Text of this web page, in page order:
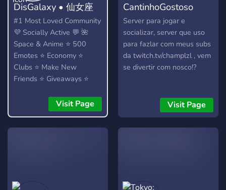
DisGalaxy • 仙女座
#1 Most Loved Community
💜 Socially Active 💬 🌺
Space & Anime ⭐ 500
Emotes ⭐ Economy ⭐
Clubs ⭐ Make New
Friends ⭐ Giveaways ⭐
Visit Page
CantinhoGostoso
Server para jogar e
socializar, server que uso
para fazlar com meus subs
da twitch.tv/champlzl , vem
se divertir com nosco!?
Visit Page